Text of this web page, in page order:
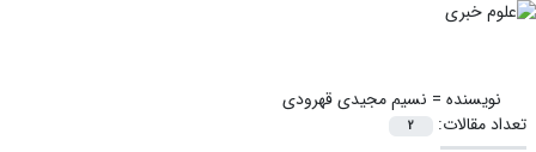
نویسنده = نسیم مجیدی قهرودی
تعداد مقالات:
2